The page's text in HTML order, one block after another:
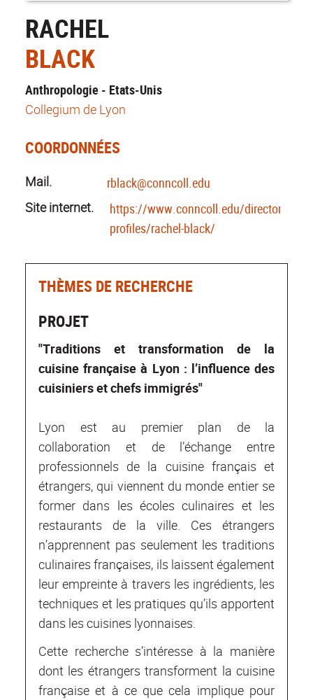
RACHEL
BLACK
Anthropologie - Etats-Unis
Collegium de Lyon
COORDONNÉES
Mail.
rblack@conncoll.edu
Site internet.
https://www.conncoll.edu/directories/
profiles/rachel-black/
THÈMES DE RECHERCHE
PROJET
"Traditions et transformation de la
cuisine française à Lyon : l’influence des
cuisiniers et chefs immigrés"
Lyon est au premier plan de la
collaboration et de l’échange entre
professionnels de la cuisine français et
étrangers, qui viennent du monde entier se
former dans les écoles culinaires et les
restaurants de la ville. Ces étrangers
n’apprennent pas seulement les traditions
culinaires françaises, ils laissent également
leur empreinte à travers les ingrédients, les
techniques et les pratiques qu’ils apportent
dans les cuisines lyonnaises.
Cette recherche s’intéresse à la manière
dont les étrangers transforment la cuisine
française et à ce que cela implique pour